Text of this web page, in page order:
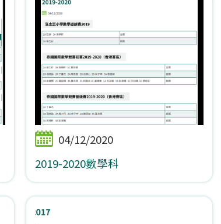
04/12/2020
2019-2020數學科